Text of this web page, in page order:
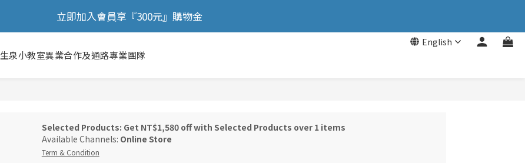
🎉 歡慶88節，滿額送膠原蛋白正貨！！
立即加入會員享『300元』購物金
🎉 歡慶88節，滿額送膠原蛋白正貨！！ English
生泉小教室異業合作及通路專業團隊
Selected Products: Get NT$1,580 off with Selected Products over 1 items
Available Channels: Online Store
Term & Condition